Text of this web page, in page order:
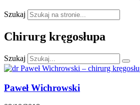
Szukaj
Chirurg kręgosłupa
Szukaj
Paweł Wichrowski